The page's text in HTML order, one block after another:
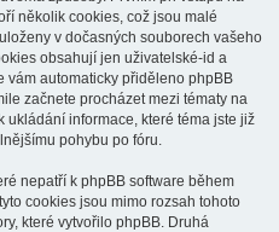
několik cookies, což jsou malé
v dočasných souborech vašeho
obsahují jen uživatelské-id a
vám automaticky přiděleno phpBB
začnete procházet mezi tématy na
ukládání informace, které téma jste již
pohybu po fóru.
nepatří k phpBB software během
cookies jsou mimo rozsah tohoto
které vytvořilo phpBB. Druhá